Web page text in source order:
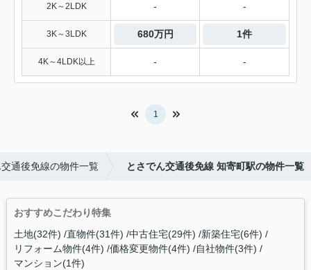
2K～2LDK - -
3K～3LDK 680万円 1件
4K～4LDK以上 - -
1
通後免線の物件一覧 とさでん交通後免線 知寄町駅の物件一覧
おすすめこだわり特集
土地(32件) 直物件(31件) 中古住宅(29件) 新築住宅(6件)
リフォーム物件(4件) 価格変更物件(4件) 自社物件(3件)
マンション(1件)